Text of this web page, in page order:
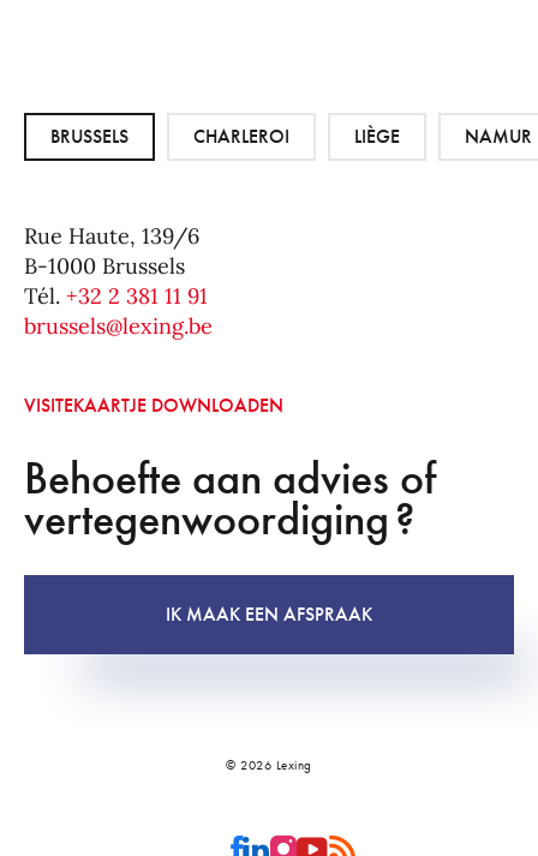
Behoefte aan advies of
vertegenwoordiging ?
IK MAAK EEN AFSPRAAK
BRUSSELS CHARLEROI LIÈGE NAMUR
Rue Haute, 139/6
B-1000 Brussels
Tél. +32 2 381 11 91
brussels@lexing.be
VISITEKAARTJE DOWNLOADEN
© 2026 Lexing